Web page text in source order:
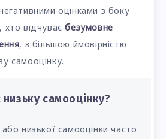
оцінками з боку
хто відчуваєбезумовне
, з більшою ймовірністю
самооцінку.
самооцінку?
низької самооцінки часто